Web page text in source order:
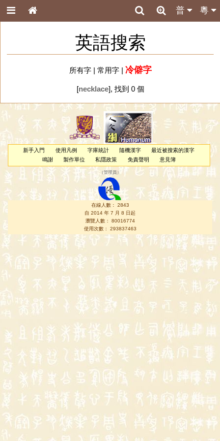
粵
普
英語搜索
所有字| 常用字| 冷僻字
[necklace], 找到 0 個
新手入門 使用凡例 字庫統計 隨機漢字
最近被搜索的漢字
鳴謝
製作單位 私隱政策 免責聲明 意見簿
（管理員 ）
在線人數： 2843
自 2014 年 7 月 8 日起
瀏覽人數： 80016774
使用次數： 293837463